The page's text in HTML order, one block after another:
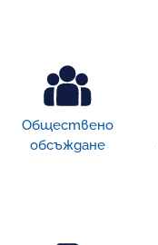
Обществено
обсъждане